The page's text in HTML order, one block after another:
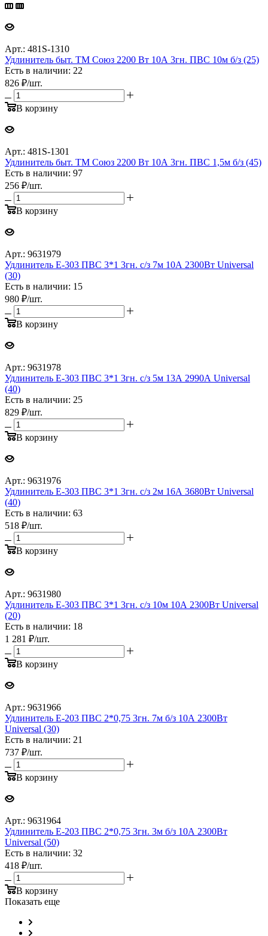
Арт.: 481S-1310
Удлинитель быт. ТМ Союз 2200 Вт 10А 3гн. ПВС 10м б/з (25)
Есть в наличии: 22
826 ₽/шт.
В корзину
Арт.: 481S-1301
Удлинитель быт. ТМ Союз 2200 Вт 10А 3гн. ПВС 1,5м б/з (45)
Есть в наличии: 97
256 ₽/шт.
В корзину
Арт.: 9631979
Удлинитель Е-303 ПВС 3*1 3гн. с/з 7м 10А 2300Вт Universal
(30)
Есть в наличии: 15
980 ₽/шт.
В корзину
Арт.: 9631978
Удлинитель Е-303 ПВС 3*1 3гн. с/з 5м 13А 2990А Universal
(40)
Есть в наличии: 25
829 ₽/шт.
В корзину
Арт.: 9631976
Удлинитель Е-303 ПВС 3*1 3гн. с/з 2м 16А 3680Вт Universal
(40)
Есть в наличии: 63
518 ₽/шт.
В корзину
Арт.: 9631980
Удлинитель Е-303 ПВС 3*1 3гн. с/з 10м 10А 2300Вт Universal
(20)
Есть в наличии: 18
1 281 ₽/шт.
В корзину
Арт.: 9631966
Удлинитель Е-203 ПВС 2*0,75 3гн. 7м б/з 10А 2300Вт
Universal (30)
Есть в наличии: 21
737 ₽/шт.
В корзину
Арт.: 9631964
Удлинитель Е-203 ПВС 2*0,75 3гн. 3м б/з 10А 2300Вт
Universal (50)
Есть в наличии: 32
418 ₽/шт.
В корзину
Показать еще